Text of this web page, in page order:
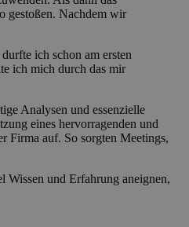
gestoßen. Nachdem wir
ich schon am ersten
ich mich durch das mir
Analysen und essenzielle
eines hervorragenden und
Firma auf. So sorgten Meetings,
und Erfahrung aneignen,